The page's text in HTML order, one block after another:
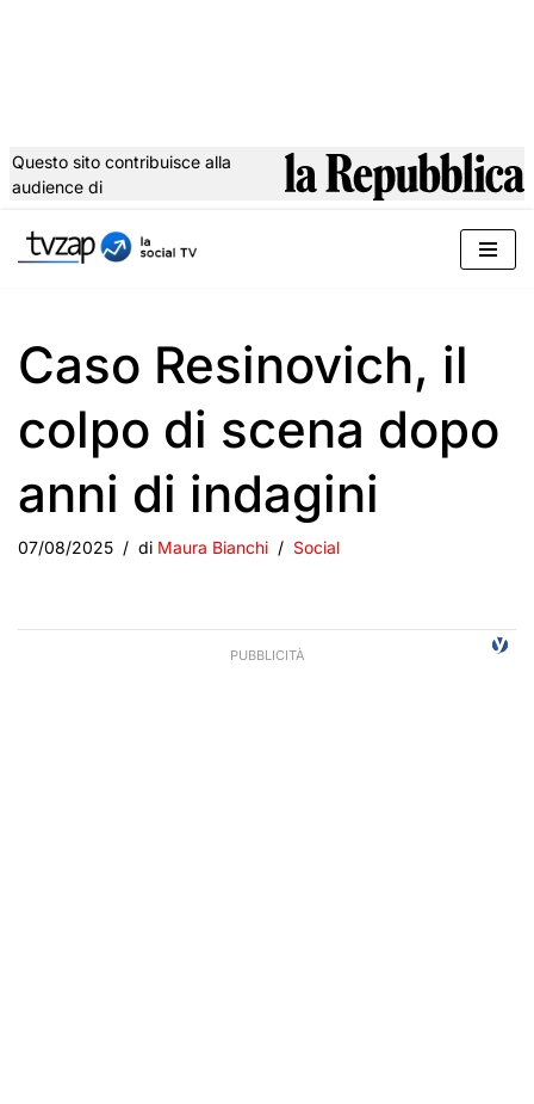
al
Questo sito contribuisce alla
audience di
Caso Resinovich, il
colpo di scena dopo
anni di indagini
07/08/2025 di Maura Bianchi Social